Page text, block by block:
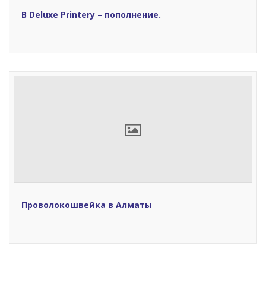
В Deluxe Printery – пополнение.
Проволокошвейка в Алматы